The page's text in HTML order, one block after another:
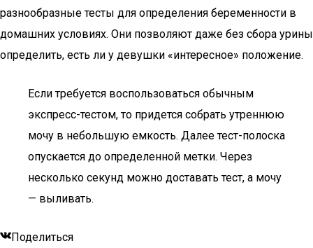
разнообразные тесты для определения беременности в
домашних условиях. Они позволяют даже без сбора урины
определить, есть ли у девушки «интересное» положение.
Если требуется воспользоваться обычным
экспресс-тестом, то придется собрать утреннюю
мочу в небольшую емкость. Далее тест-полоска
опускается до определенной метки. Через
несколько секунд можно доставать тест, а мочу
— выливать.
Поделиться